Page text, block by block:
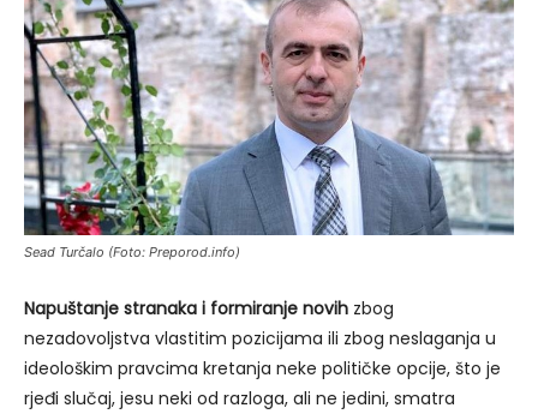
Sead Turčalo (Foto: Preporod.info)
Napuštanje stranaka i formiranje novih zbog
nezadovoljstva vlastitim pozicijama ili zbog neslaganja u
ideološkim pravcima kretanja neke političke opcije, što je
rjeđi slučaj, jesu neki od razloga, ali ne jedini, smatra